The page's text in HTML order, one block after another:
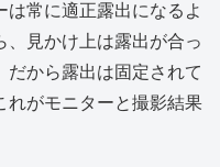
常に適正露出になるよ
、見かけ上は露出が合っ
だから露出は固定されて
れがモニターと撮影結果